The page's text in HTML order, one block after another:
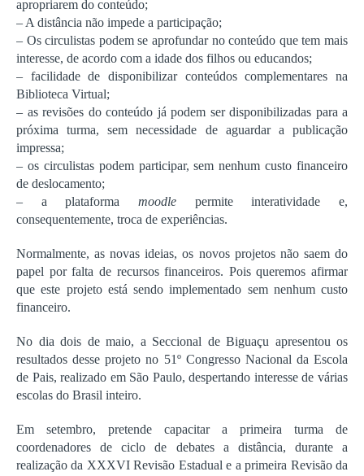
apropriarem do conteúdo;
– A distância não impede a participação;
– Os circulistas podem se aprofundar no conteúdo que tem mais
interesse, de acordo com a idade dos filhos ou educandos;
– facilidade de disponibilizar conteúdos complementares na
Biblioteca Virtual;
– as revisões do conteúdo já podem ser disponibilizadas para a
próxima turma, sem necessidade de aguardar a publicação
impressa;
– os circulistas podem participar, sem nenhum custo financeiro
de deslocamento;
– a plataforma moodle permite interatividade e,
consequentemente, troca de experiências.
Normalmente, as novas ideias, os novos projetos não saem do
papel por falta de recursos financeiros. Pois queremos afirmar
que este projeto está sendo implementado sem nenhum custo
financeiro.
No dia dois de maio, a Seccional de Biguaçu apresentou os
resultados desse projeto no 51º Congresso Nacional da Escola
de Pais, realizado em São Paulo, despertando interesse de várias
escolas do Brasil inteiro.
Em setembro, pretende capacitar a primeira turma de
coordenadores de ciclo de debates a distância, durante a
realização da XXXVI Revisão Estadual e a primeira Revisão da